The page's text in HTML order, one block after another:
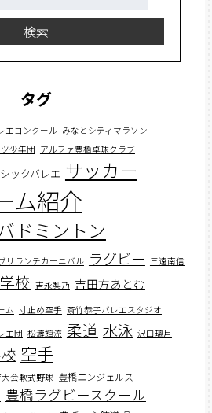
検索
タグ
エコンクール みなとシティマラソン
少年団 アルファ豊橋卓球クラブ
ックバレエ サッカー
ム紹介
ドミントン
リランテカーニバル ラグビー 三遠南信
校 吉永梨乃 吉田方あとむ
ム 寸止め空手 斎竹恭子バレエスタジオ
エ団 松濤館流 柔道 水泳 沢口璃月
空手
会軟式野球 豊橋エンジェルス
豊橋ラグビースクール